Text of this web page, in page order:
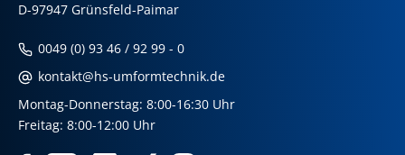
D-97947 Grünsfeld-Paimar
0049 (0) 93 46 / 92 99 - 0
kontakt@hs-umformtechnik.de
Montag-Donnerstag: 8:00-16:30 Uhr
Freitag: 8:00-12:00 Uhr